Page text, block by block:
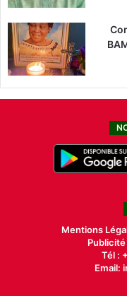
Mentions
Publicité|
Tél :
Email: